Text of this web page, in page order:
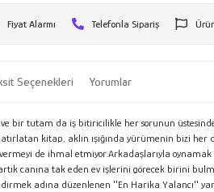
Fiyat Alarmı Telefonla Sipariş
Seçenekleri Yorumlar
ve bir tutam da iş bitiricilikle her sorunun
kitap, aklın ışığında yürümenin bizi her
de ihmal etmiyor.Arkadaşlarıyla
canına tak eden ev işlerini görecek birini
adına düzenlenen ''En Harika Yalancı''